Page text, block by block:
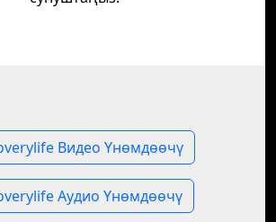
Видео Үнөмдөөчү
Аудио Үнөмдөөчү